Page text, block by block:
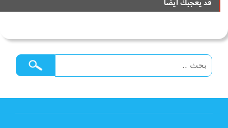
قد يعجبك ايضا